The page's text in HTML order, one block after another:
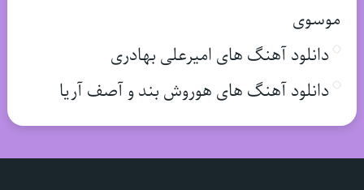
موسوی
دانلود آهنگ های امیرعلی بهادری
دانلود آهنگ های هوروش بند و آصف آریا